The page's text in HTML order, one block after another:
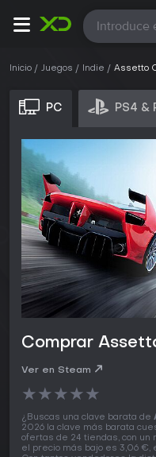
Todas
Inicio Juegos Indie Assetto
PC PS4 &
Comprar
Ver en Steam
★★★★★
¿Buscas una clave barata de
2026 la clave más barata
ofertas de 24 tiendas, con un
el precio más bajo es 3,06 €,